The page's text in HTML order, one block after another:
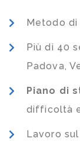
Metodo
Più di 40
Padova,
Piano di
difficoltà
Lavoro